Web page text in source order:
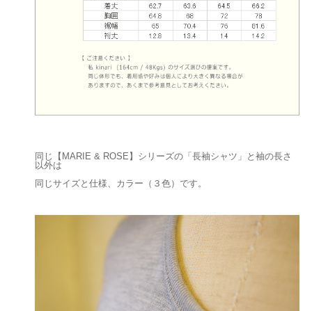
同じ【MARIE & ROSE】シリーズの「長袖シャツ」と袖の長さ
以外は
同じサイズと仕様、カラー（３色）です。